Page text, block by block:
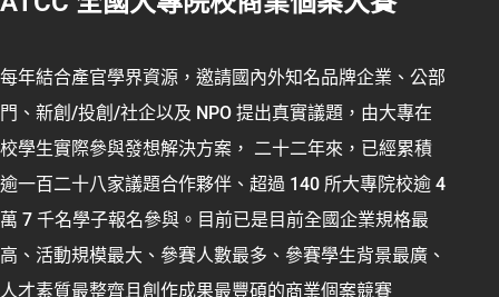
每年結合產官學界資源，邀請國內外知名品牌企業、公部
門、新創/投創/社企以及 NPO 提出真實議題，由大專在
校學生實際參與發想解決方案， 二十二年來，已經累積
逾一百二十八家議題合作夥伴、超過 140 所大專院校逾 4
萬 7 千名學子報名參與。目前已是目前全國企業規格最
高、活動規模最大、參賽人數最多、參賽學生背景最廣、
人才素質最整齊且創作成果最豐碩的商業個案競賽